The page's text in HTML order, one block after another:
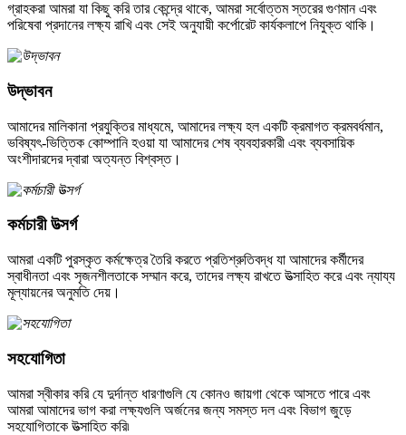
গ্রাহকরা আমরা যা কিছু করি তার কেন্দ্রে থাকে, আমরা সর্বোত্তম স্তরের গুণমান এবং
পরিষেবা প্রদানের লক্ষ্য রাখি এবং সেই অনুযায়ী কর্পোরেট কার্যকলাপে নিযুক্ত থাকি।
উদ্ভাবন
আমাদের মালিকানা প্রযুক্তির মাধ্যমে, আমাদের লক্ষ্য হল একটি ক্রমাগত ক্রমবর্ধমান,
ভবিষ্যৎ-ভিত্তিক কোম্পানি হওয়া যা আমাদের শেষ ব্যবহারকারী এবং ব্যবসায়িক
অংশীদারদের দ্বারা অত্যন্ত বিশ্বস্ত।
কর্মচারী উত্সর্গ
আমরা একটি পুরস্কৃত কর্মক্ষেত্র তৈরি করতে প্রতিশ্রুতিবদ্ধ যা আমাদের কর্মীদের
স্বাধীনতা এবং সৃজনশীলতাকে সম্মান করে, তাদের লক্ষ্য রাখতে উত্সাহিত করে এবং ন্যায্য
মূল্যায়নের অনুমতি দেয়।
সহযোগিতা
আমরা স্বীকার করি যে দুর্দান্ত ধারণাগুলি যে কোনও জায়গা থেকে আসতে পারে এবং
আমরা আমাদের ভাগ করা লক্ষ্যগুলি অর্জনের জন্য সমস্ত দল এবং বিভাগ জুড়ে
সহযোগিতাকে উত্সাহিত করি৷